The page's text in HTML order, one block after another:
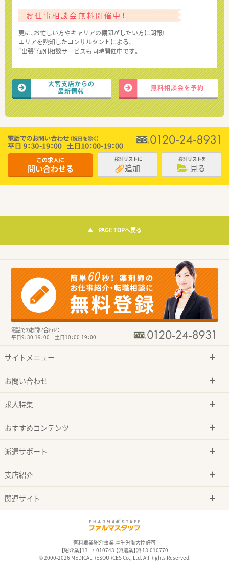
お仕事相談会無料開催中！
更に、お忙しい方やキャリアの棚卸がしたい方に朗報!
エリアを熟知したコンサルタントによる、
“出張”個別相談サービスも同時開催中です。
大宮支店からの
最新情報
無料相談会を予約
この求人に
問い合わせる
検討リストに
追加
検討リストを
見る
PAGE TOPへ戻る
電話でのお問い合わせ：
平日9：30-19：00 土日10：00-19：00
サイトメニュー
お問い合わせ
求人特集
おすすめコンテンツ
派遣サポート
支店紹介
関連サイト
有料職業紹介事業 厚生労働大臣許可
【紹介業】13-ユ-010743 【派遣業】派 13-010770
© 2000-2026 MEDICAL RESOURCES Co., Ltd. All Rights Reserved.